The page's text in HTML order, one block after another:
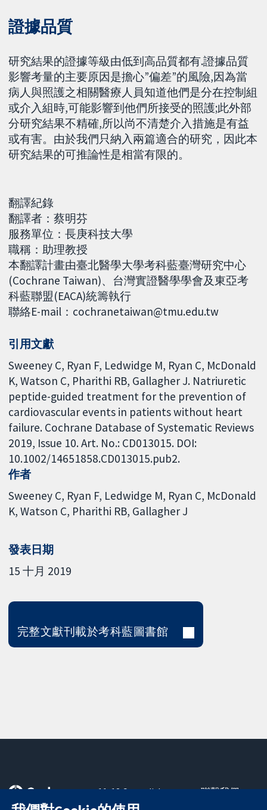
證據品質
研究結果的證據等級由低到高品質都有.證據品質
影響考量的主要原因是擔心”偏差”的風險,因為當
病人與照護之相關醫療人員知道他們是分在控制組
或介入組時,可能影響到他們所接受的照護;此外部
分研究結果不精確,所以尚不清楚介入措施是有益
或有害。由於我們只納入兩篇適合的研究，因此本
研究結果的可推論性是相當有限的。
翻譯紀錄
翻譯者：蔡明芬
服務單位：長庚科技大學
職稱：助理教授
本翻譯計畫由臺北醫學大學考科藍臺灣研究中心
(Cochrane Taiwan)、台灣實證醫學學會及東亞考
科藍聯盟(EACA)統籌執行
聯絡E-mail：cochranetaiwan@tmu.edu.tw
引用文獻
Sweeney C, Ryan F, Ledwidge M, Ryan C, McDonald
K, Watson C, Pharithi RB, Gallagher J. Natriuretic
peptide-guided treatment for the prevention of
cardiovascular events in patients without heart
failure. Cochrane Database of Systematic Reviews
2019, Issue 10. Art. No.: CD013015. DOI:
10.1002/14651858.CD013015.pub2.
作者
Sweeney C Ryan F Ledwidge M Ryan C McDonald
K Watson C Pharithi RB Gallagher J
發表日期
15 十月 2019
完整文獻刊載於考科藍圖書館
11-13 Cavendish
Square
聯繫我們